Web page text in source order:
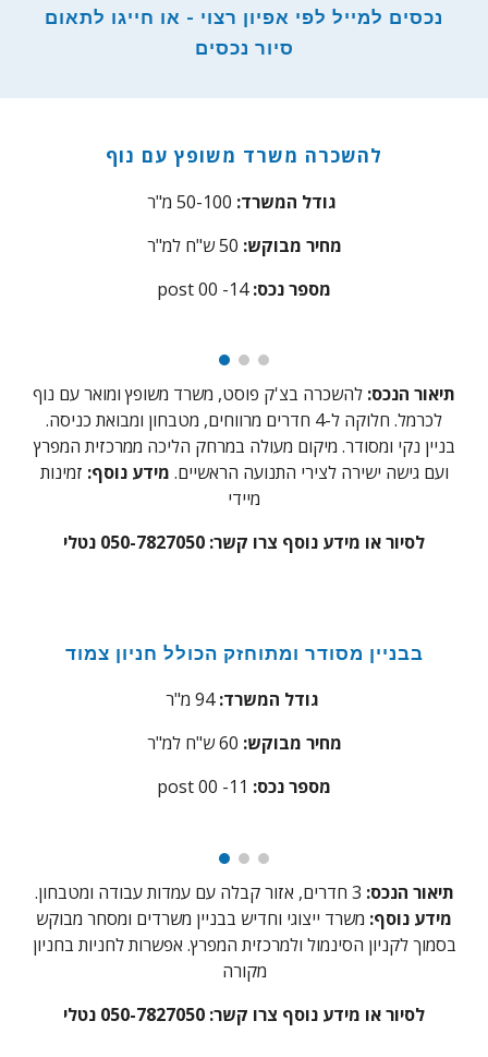
נכסים למייל לפי אפיון רצוי - או חייגו לתאום
סיור נכסים
להשכרה משרד משופץ עם נוף
גודל המשרד: 50-100
מחיר מבוקש: 0 ש"ח למ"ר
post00 -14 :מספר נכס
תיאור הנכס: להשכרה בצ'ק פוסט, משרד משופץ ומואר עם נוף
לכרמל. חלוקה ל-4 חדרים מרווחים, מטבחון ומבואת כניסה.
בניין נקי ומסודר. מיקום מעולה במרחק הליכה ממרכזית המפרץ
ועם גישה ישירה לצירי התנועה הראשיים. מידע נוסף: זמינות
מיידי
לסיור או מידע נוסף צרו קשר: 050-7827050 נטלי
בבניין מסודר ומתוחזק הכולל חניון צמוד
גודל המשרד:
מחיר מבוקש:
post 00 -1 1 :מספר נכס
תיאור הנכס: 3 חדרים, אזור קבלה עם עמדות עבודה ומטבחון.
מידע נוסף: משרד ייצוגי וחדיש בבניין משרדים ומסחר מבוקש
בסמוך לקניון הסינמול ולמרכזית המפרץ. אפשרות לחניות בחניון
מקורה
לסיור או מידע נוסף צרו קשר: 050-7827050 נטלי